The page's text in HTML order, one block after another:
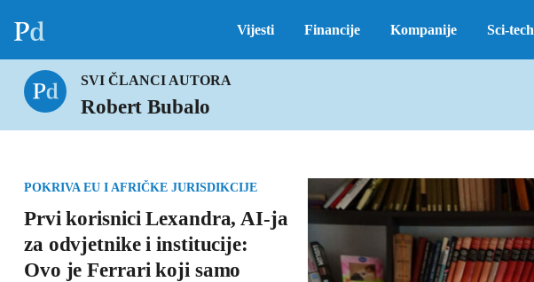
Vijesti Financije Kompanije Sci-tech
SVI ČLANCI AUTORA
Robert Bubalo
POKRIVA EU I AFRIČKE JURISDIKCIJE
Prvi korisnici Lexandra, AI-ja
za odvjetnike i institucije:
Ovo je Ferrari koji samo